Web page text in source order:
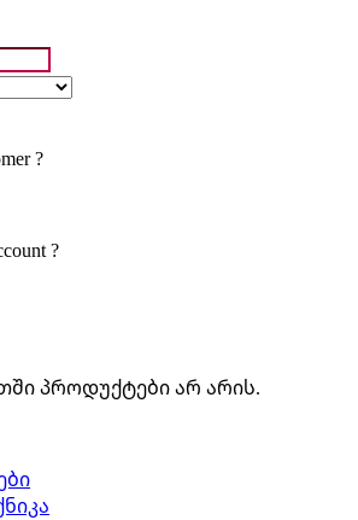
?
?
პროდუქტები არ არის.